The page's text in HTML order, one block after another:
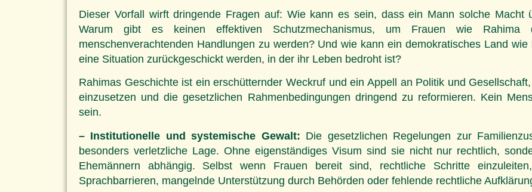
Dieser Vorfall wirft dringende Fragen auf: Wie kann es sein, dass ein Mann solche Macht
Warum gibt es keinen effektiven Schutzmechanismus, um Frauen wie
menschenverachtenden Handlungen zu werden? Und wie kann ein demokratisches Land
eine Situation zurückgeschickt werden, in der ihr Leben bedroht ist?
Rahimas Geschichte ist ein erschütternder Weckruf und ein Appell an Politik und
einzusetzen und die gesetzlichen Rahmenbedingungen dringend zu reformieren. Kein
sein.
– Institutionelle und systemische Gewalt: Die gesetzlichen Regelungen zur
besonders verletzliche Lage. Ohne eigenständiges Visum sind sie nicht nur rechtlich,
Ehemännern abhängig. Selbst wenn Frauen bereit sind, rechtliche Schritte
Sprachbarrieren, mangelnde Unterstützung durch Behörden oder fehlende rechtliche